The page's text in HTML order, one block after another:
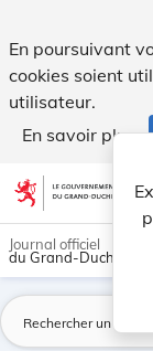
En poursuivant
cookies soient
utilisateur.
En savoir plus
Aller au contenu
Journal officiel
du Grand-Duché de